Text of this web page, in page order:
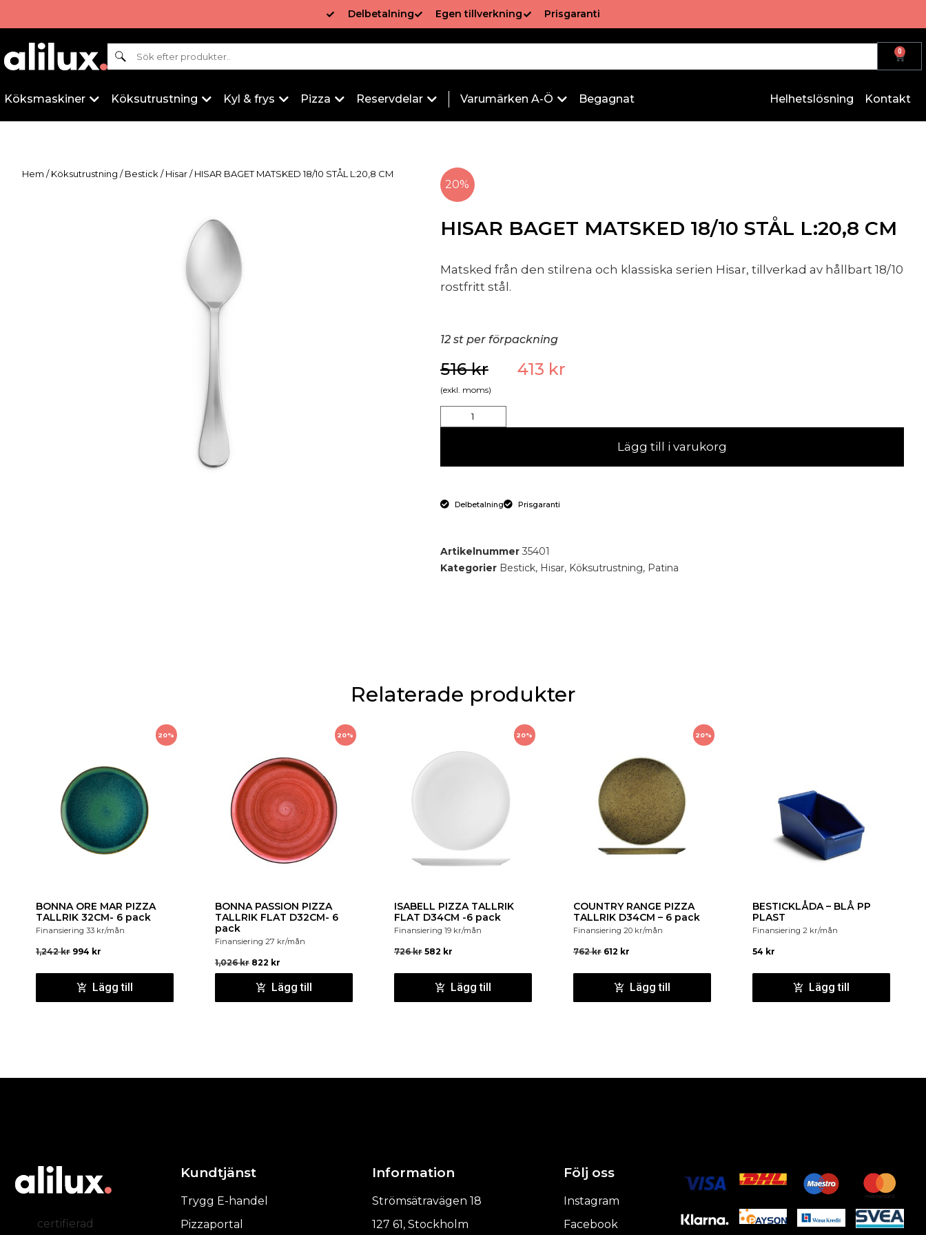
Delbetalning Egen tillverkning Prisgaranti
Sök 0
Köksmaskiner Köksutrustning Kyl & frys Pizza Reservdelar Varumärken A-Ö Begagnat Helhetslösning Kontakt
Hem /Köksutrustning /Bestick /Hisar/ HISAR BAGET MATSKED 18/10 STÅL L:20,8 CM
20%
HISAR BAGET MATSKED 18/10 STÅL L:20,8 CM
Matsked från den stilrena och klassiska serien Hisar, tillverkad av hållbart 18/10
rostfritt stål.
12 st per förpackning
516kr 413 kr
(exkl. moms)
Lägg till i varukorg
Delbetalning Prisgaranti
Artikelnummer 35401
Kategorier Bestick, Hisar, Köksutrustning, Patina
Relaterade produkter
20%
BONNA ORE MAR PIZZA
TALLRIK 32CM- 6 pack
Finansiering 33 kr/mån
1,242kr 994 kr
Lägg till
20%
BONNA PASSION PIZZA
TALLRIK FLAT D32CM- 6
pack
Finansiering 27 kr/mån
1,026kr 822 kr
Lägg till
20%
ISABELL PIZZA TALLRIK
FLAT D34CM -6 pack
Finansiering 19 kr/mån
726kr 582 kr
Lägg till
20%
COUNTRY RANGE PIZZA
TALLRIK D34CM – 6 pack
Finansiering 20 kr/mån
762kr 612 kr
Lägg till
BESTICKLÅDA – BLÅ PP
PLAST
Finansiering 2 kr/mån
54 kr
Lägg till
certifierad
Kundtjänst
Trygg E-handel
Pizzaportal
Information
Strömsätravägen 18
127 61, Stockholm
Följ oss
Instagram
Facebook